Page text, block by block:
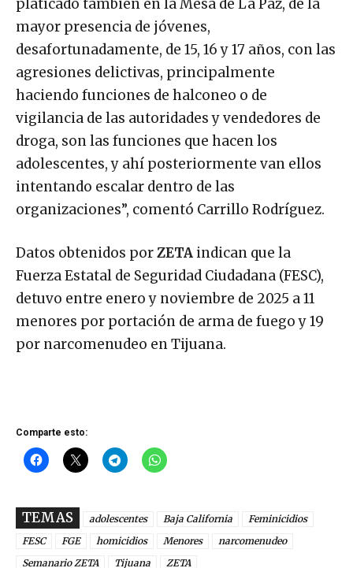
platicado también en la Mesa de La Paz, de la
mayor presencia de jóvenes,
desafortunadamente, de 15, 16 y 17 años, con las
agresiones delictivas, principalmente
haciendo funciones de halconeo o de
vigilancia de las autoridades y vendedores de
droga, son las funciones que hacen los
adolescentes, y ahí posteriormente van ellos
intentando escalar dentro de las
organizaciones”, comentó Carrillo Rodríguez.
Datos obtenidos por ZETA indican que la
Fuerza Estatal de Seguridad Ciudadana (FESC),
detuvo entre enero y noviembre de 2025 a 11
menores por portación de arma de fuego y 19
por narcomenudeo en Tijuana.
Comparte esto:
TEMAS adolescentes Baja California
Feminicidios
FESC
FGE homicidios Menores
narcomenudeo